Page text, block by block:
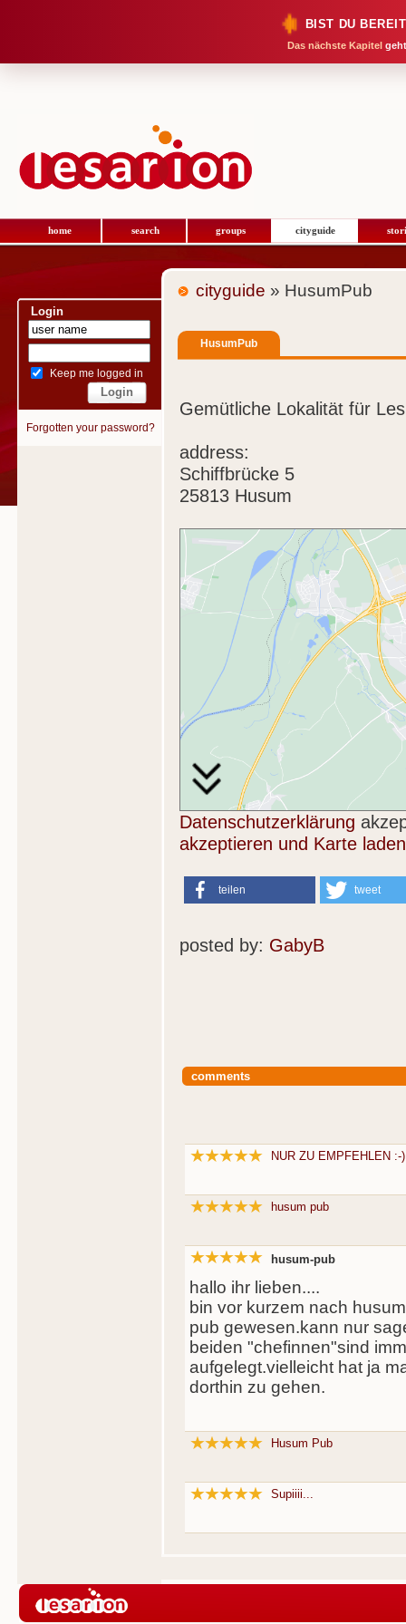
BIST DU
Das nächste Kapitel
home search groups cityguide
Login
Keep me logged in
Forgotten your password?
cityguide » HusumPub
HusumPub
Gemütliche Lokalität für
address:
Schiffbrücke 5
25813 Husum
Datenschutzerklärung
akzeptieren und Karte laden
teilen tweet
posted by: GabyB
comments
NUR ZU EMPFEHLEN :-)
husum pub
husum-pub
hallo ihr lieben....
bin vor kurzem nach
pub gewesen.kann nur
beiden "chefinnen"sind
aufgelegt.vielleicht hat ja
dorthin zu gehen.
Husum Pub
Supiiii...